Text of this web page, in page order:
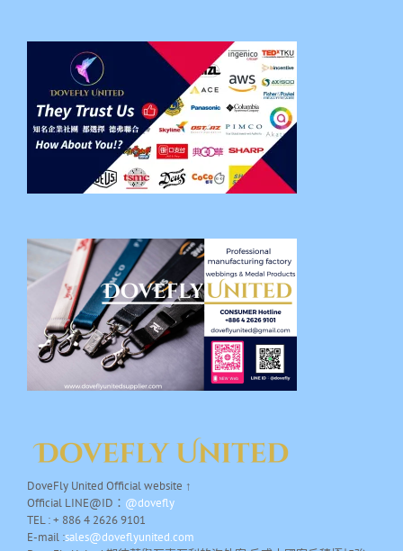
DoveFly United Official website ↑
Official LINE@ID： @dovefly
TEL : + 886 4 2626 9101
E-mail :sales@doveflyunited.com